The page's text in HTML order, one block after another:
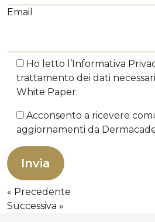
Email
Ho letto l’Informativa
trattamento dei dati
White Paper.
Acconsento a ricevere
aggiornamenti da
Precedente
Successiva